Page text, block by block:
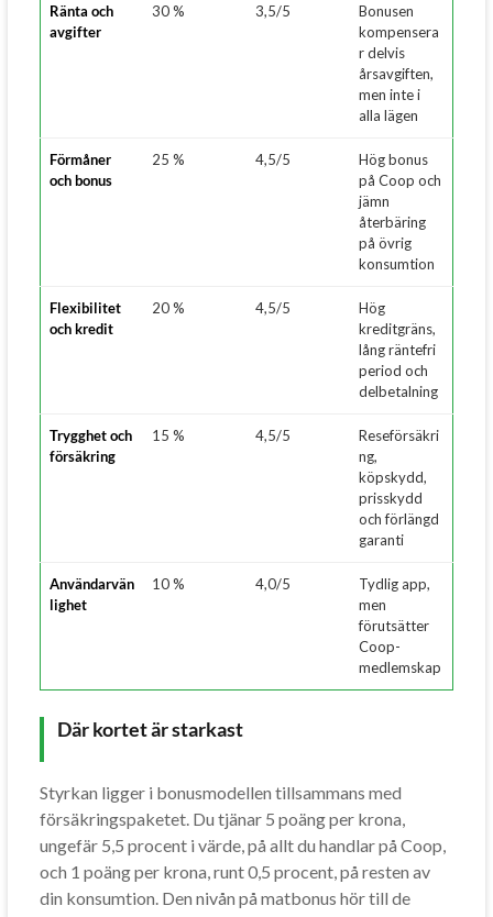
Ränta och
avgifter
30 % 3,5/5
Bonusen
kompensera
r delvis
årsavgiften,
men inte i
alla lägen
Förmåner
och bonus
25 % 4,5/5
Hög bonus
på Coop och
jämn
återbäring
på övrig
konsumtion
Flexibilitet
och kredit
20 % 4,5/5
Hög
kreditgräns,
lång räntefri
period och
delbetalning
Trygghet och
försäkring
15 % 4,5/5
Reseförsäkri
ng,
köpskydd,
prisskydd
och förlängd
garanti
Användarvän
lighet
10 % 4,0/5
Tydlig app,
men
förutsätter
Coop-
medlemskap
Där kortet är starkast
Styrkan ligger i bonusmodellen tillsammans med
försäkringspaketet. Du tjänar 5 poäng per krona,
ungefär 5,5 procent i värde, på allt du handlar på Coop,
och 1 poäng per krona, runt 0,5 procent, på resten av
din konsumtion. Den nivån på matbonus hör till de